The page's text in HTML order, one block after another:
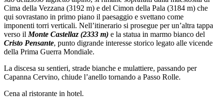
Cima della Vezzana (3192 m) e del Cimon della Pala (3184 m) che
qui sovrastano in primo piano il paesaggio e svettano come
imponenti torri verticali. Nell’itinerario si prosegue per un’altra tappa
verso il Monte Castellaz (2333 m) e la statua in marmo bianco del
Cristo Pensante, punto digrande interesse storico legato alle vicende
della Prima Guerra Mondiale.
La discesa su sentieri, strade bianche e mulattiere, passando per
Capanna Cervino, chiude l’anello tornando a Passo Rolle.
Cena al ristorante in hotel.